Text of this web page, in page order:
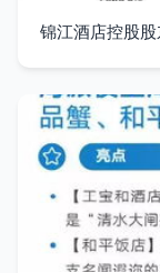
锦江酒店控股